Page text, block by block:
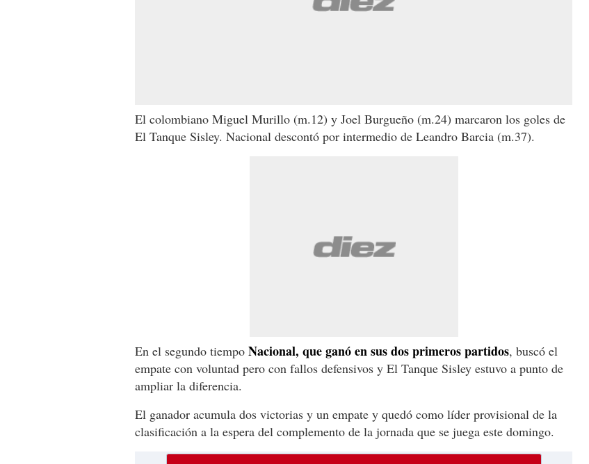
El colombiano Miguel Murillo (m.12) y Joel Burgueño (m.24) marcaron los goles de
El Tanque Sisley. Nacional descontó por intermedio de Leandro Barcia (m.37).
En el segundo tiempo Nacional, que ganó en sus dos primeros partidos, buscó el
empate con voluntad pero con fallos defensivos y El Tanque Sisley estuvo a punto de
ampliar la diferencia.
El ganador acumula dos victorias y un empate y quedó como líder provisional de la
clasificación a la espera del complemento de la jornada que se juega este domingo.